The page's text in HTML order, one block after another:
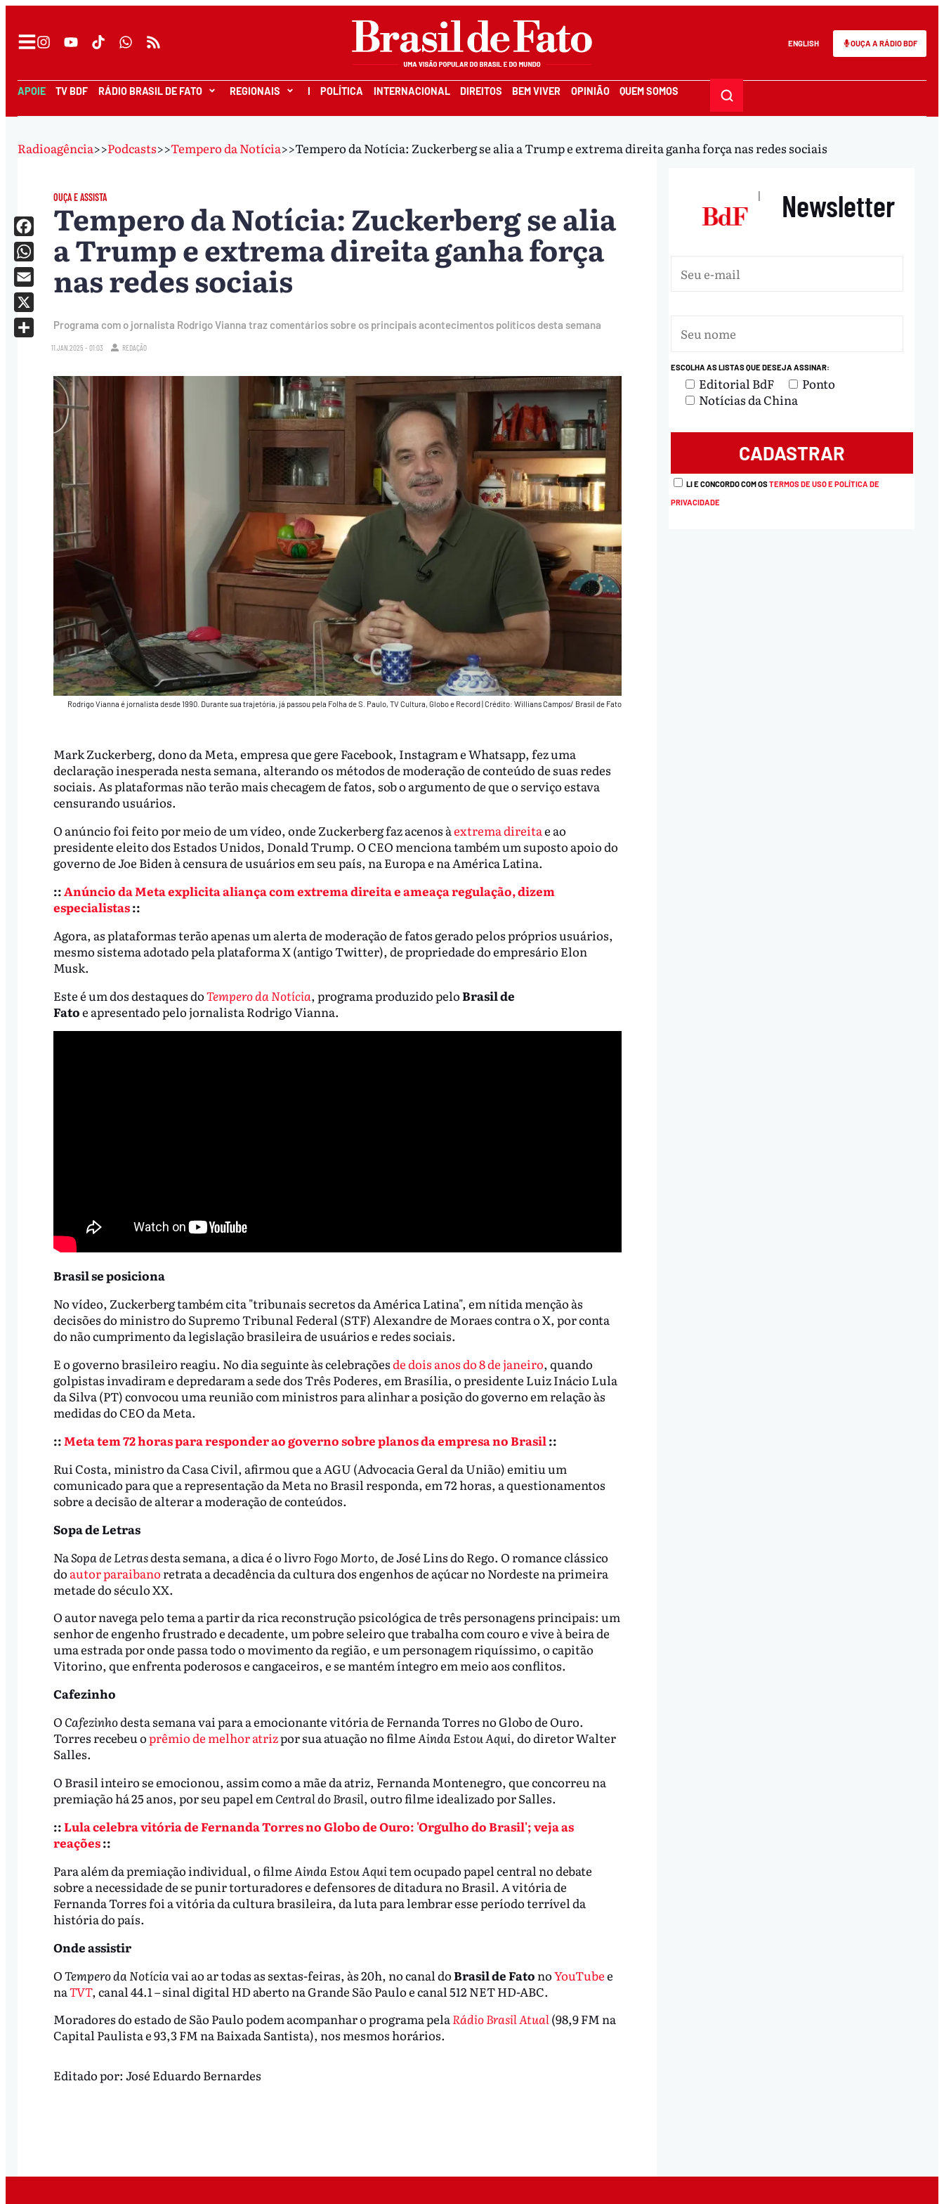
ENGLISH OUÇA A RÁDIO BDF
APOIE TV BDF RÁDIO BRASIL DE FATO REGIONAIS I POLÍTICA INTERNACIONAL DIREITOS BEM VIVER OPINIÃO QUEM SOMOS
Radioagência>>Podcasts>>Tempero da Notícia>>Tempero da Notícia: Zuckerberg se alia a Trump e extrema direita ganha força nas redes sociais
OUÇA E ASSISTA
Tempero da Notícia: Zuckerberg se alia
a Trump e extrema direita ganha força
nas redes sociais
Programa com o jornalista Rodrigo Vianna traz comentários sobre os principais acontecimentos políticos desta semana
11.JAN.2025 - 01:03 REDAÇÃO
Rodrigo Vianna é jornalista desde 1990. Durante sua trajetória, já passou pela Folha de S. Paulo, TV Cultura, Globo e Record Crédito: Willians Campos/ Brasil de Fato
Mark Zuckerberg, dono da Meta, empresa que gere Facebook, Instagram e Whatsapp, fez uma
declaração inesperada nesta semana, alterando os métodos de moderação de conteúdo de suas redes
sociais. As plataformas não terão mais checagem de fatos, sob o argumento de que o serviço estava
censurando usuários.
O anúncio foi feito por meio de um vídeo, onde Zuckerberg faz acenos àextrema direitae ao
presidente eleito dos Estados Unidos, Donald Trump. O CEO menciona também um suposto apoio do
governo de Joe Biden à censura de usuários em seu país, na Europa e na América Latina.
::Anúncio da Meta explicita aliança com extrema direita e ameaça regulação, dizem
especialistas::
Agora, as plataformas terão apenas um alerta de moderação de fatos gerado pelos próprios usuários,
mesmo sistema adotado pela plataforma X (antigo Twitter), de propriedade do empresário Elon
Musk.
Este é um dos destaques doTempero da Notícia, programa produzido peloBrasil de
Fatoe apresentado pelo jornalista Rodrigo Vianna.
Brasil se posiciona
No vídeo, Zuckerberg também cita "tribunais secretos da América Latina", em nítida menção às
decisões do ministro do Supremo Tribunal Federal (STF) Alexandre de Moraes contra o X, por conta
do não cumprimento da legislação brasileira de usuários e redes sociais.
E o governo brasileiro reagiu. No dia seguinte às celebraçõesde dois anos do 8 de janeiro, quando
golpistas invadiram e depredaram a sede dos Três Poderes, em Brasília, o presidente Luiz Inácio Lula
da Silva (PT) convocou uma reunião com ministros para alinhar a posição do governo em relação às
medidas do CEO da Meta.
:: Meta tem 72 horas para responder ao governo sobre planos da empresa no Brasil::
Rui Costa, ministro da Casa Civil, afirmou que a AGU (Advocacia Geral da União) emitiu um
comunicado para que a representação da Meta no Brasil responda, em 72 horas, a questionamentos
sobre a decisão de alterar a moderação de conteúdos.
Sopa de Letras
NaSopa de Letrasdesta semana, a dica é o livro Fogo Morto, de José Lins do Rego. O romance clássico
do autor paraibano retrata a decadência da cultura dos engenhos de açúcar no Nordeste na primeira
metade do século XX.
O autor navega pelo tema a partir da rica reconstrução psicológica de três personagens principais: um
senhor de engenho frustrado e decadente, um pobre seleiro que trabalha com couro e vive à beira de
uma estrada por onde passa todo o movimento da região, e um personagem riquíssimo, o capitão
Vitorino, que enfrenta poderosos e cangaceiros, e se mantém íntegro em meio aos conflitos.
Cafezinho
O Cafezinhodesta semana vai para a emocionante vitória de Fernanda Torres no Globo de Ouro.
Torres recebeu oprêmio de melhor atrizpor sua atuação no filmeAinda Estou Aqui, do diretor Walter
Salles.
O Brasil inteiro se emocionou, assim como a mãe da atriz, Fernanda Montenegro, que concorreu na
premiação há 25 anos, por seu papel emCentral do Brasil, outro filme idealizado por Salles.
::Lula celebra vitória de Fernanda Torres no Globo de Ouro: 'Orgulho do Brasil'; veja as
reações::
Para além da premiação individual, o filme Ainda Estou Aquitem ocupado papel central no debate
sobre a necessidade de se punir torturadores e defensores de ditadura no Brasil. A vitória de
Fernanda Torres foi a vitória da cultura brasileira, da luta para lembrar esse período terrível da
história do país.
Onde assistir
OTempero da Notícia vai ao ar todas as sextas-feiras, às 20h, no canal doBrasil de Fato noYouTubee
naTVT, canal 44.1 – sinal digital HD aberto na Grande São Paulo e canal 512 NET HD-ABC.
Moradores do estado de São Paulo podem acompanhar o programa pelaRádio Brasil Atual(98,9 FM na
Capital Paulista e 93,3 FM na Baixada Santista), nos mesmos horários.
Facebook
WhatsApp
Email
X
Editado por: José Eduardo Bernardes
| Newsletter
ESCOLHA AS LISTAS QUE DESEJA ASSINAR:
Editorial BdF
Ponto
Notícias da China
LI E CONCORDO COM OSTERMOS DE USO E POLÍTICA DE
PRIVACIDADE